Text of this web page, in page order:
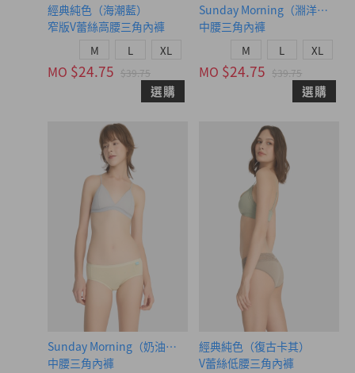
經典純色（海潮藍）
窄版V蕾絲高腰三角內褲
M L XL
MO $24.75 $39.75
選購
Sunday Morning（淵洋藍-白
中腰三角內褲
M L XL
MO $24.75 $39.75
選購
Sunday Morning（奶油黃-早晨藍織標）
中腰三角內褲
經典純色（復古卡其）
V蕾絲低腰三角內褲